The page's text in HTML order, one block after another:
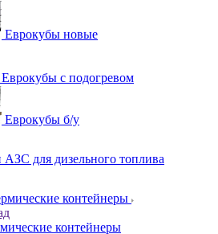
Еврокубы новые
Еврокубы с подогревом
Еврокубы б/у
для дизельного топлива
контейнеры
контейнеры